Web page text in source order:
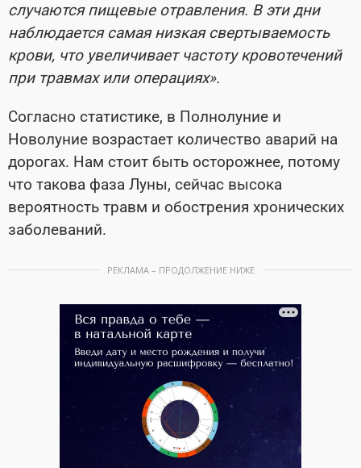
случаются пищевые отравления. В эти дни
наблюдается самая низкая свертываемость
крови, что увеличивает частоту кровотечений
при травмах или операциях».
Согласно статистике, в Полнолуние и
Новолуние возрастает количество аварий на
дорогах. Нам стоит быть осторожнее, потому
что такова фаза Луны, сейчас высока
вероятность травм и обострения хронических
заболеваний.
РЕКЛАМА – ПРОДОЛЖЕНИЕ НИЖЕ